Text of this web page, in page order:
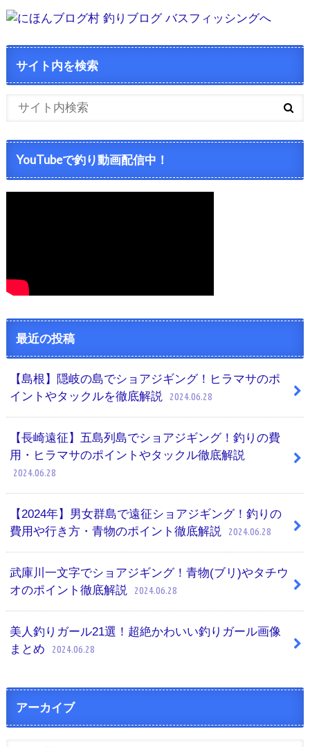
サイト内を検索
YouTubeで釣り動画配信中！
最近の投稿
【島根】隠岐の島でショアジギング！ヒラマサのポ
イントやタックルを徹底解説
2024.06.28
【長崎遠征】五島列島でショアジギング！釣りの費
用・ヒラマサのポイントやタックル徹底解説
2024.06.28
【2024年】男女群島で遠征ショアジギング！釣りの
費用や行き方・青物のポイント徹底解説
2024.06.28
武庫川一文字でショアジギング！青物(ブリ)やタチウ
オのポイント徹底解説
2024.06.28
美人釣りガール21選！超絶かわいい釣りガール画像
まとめ
2024.06.28
アーカイブ